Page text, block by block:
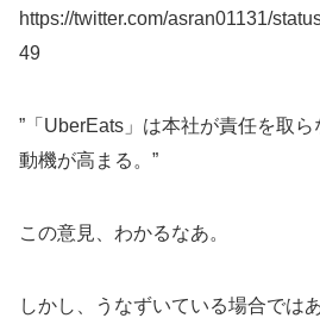
https://twitter.com/asran01131/
49
”「UberEats」は本社が責任を取
動機が高まる。”
この意見、わかるなあ。
しかし、うなずいている場合では